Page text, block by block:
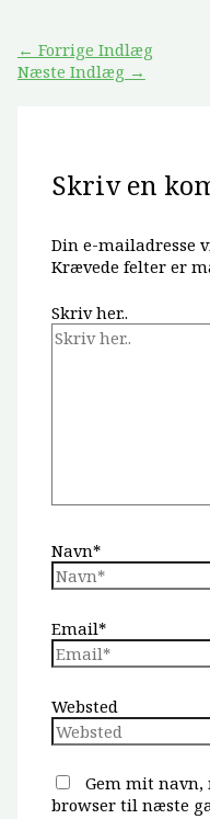
← Forrige Indlæg
Næste Indlæg →
Skriv en
Din e-mailadresse
Krævede felter er
Skriv her..
Navn*
Email*
Websted
Gem mit navn,
browser til næste